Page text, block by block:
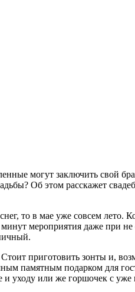
могут заключить свой
Об этом расскажет
то в мае уже совсем лето.
мероприятия даже при не
приготовить зонты и,
памятным подарком для
и уходу или же горшочек с